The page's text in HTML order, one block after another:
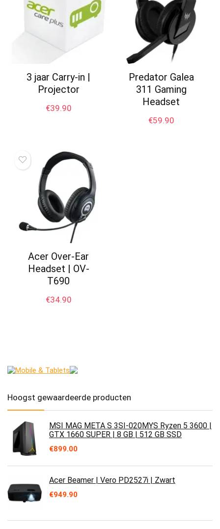
3 jaar Carry-in |
Projector
€39.90
Predator Galea
311 Gaming
Headset
€59.90
Acer Over-Ear
Headset | OV-
T690
€34.90
Hoogst gewaardeerde producten
MSI MAG META S 3SI-020MYS Ryzen 5 3600 |
GTX 1660 SUPER | 8 GB | 512 GB SSD
€899.00
Acer Beamer | Vero PD2527i | Zwart
€949.90